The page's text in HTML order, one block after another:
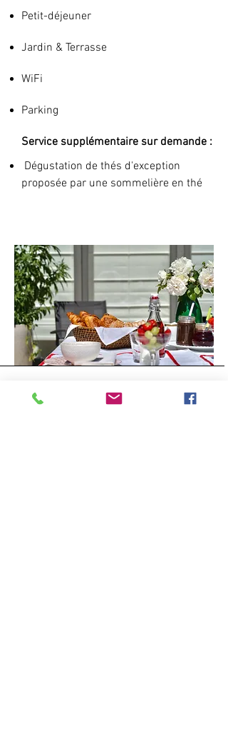
Petit-déjeuner
Jardin & Terrasse
WiFi
Parking
Service supplémentaire sur demande :
Dégustation de thés d'exception
proposée par une sommelière en thé
Bienvenue au Tienne du Fire -